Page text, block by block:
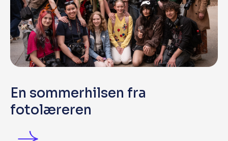
En sommerhilsen fra
fotolæreren